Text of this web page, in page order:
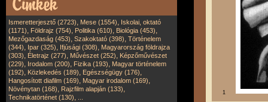
Ismeretterjesztő (2723), Mese (1554), Iskolai, oktató
(1171), Földrajz (754), Politika (610), Biológia (453),
Mezőgazdaság (453), Szakoktató (398), Történelem
(344), Ipar (325), Ifjúsági (308), Magyarország földrajza
(303), Életrajz (277), Művészet (252), Képzőművészet
(229), Irodalom (200), Fizika (193), Magyar történelem
(192), Közlekedés (189), Egészségügy (176),
Hangosított diafilm (169), Magyar irodalom (169),
Növénytan (168), Rajzfilm alapján (133),
Technikatörténet (130),
1